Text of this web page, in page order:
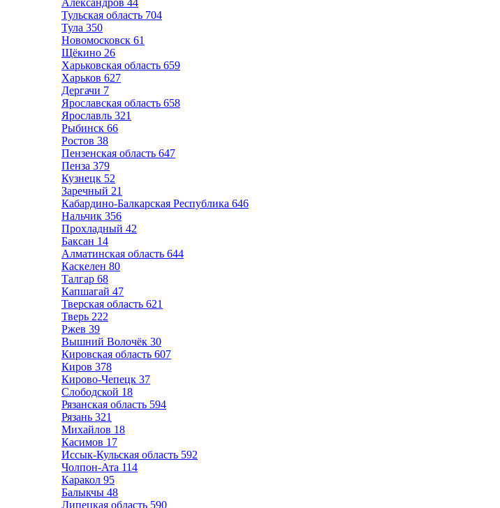
Александров 44
Тульская область 704
Тула 350
Новомосковск 61
Щёкино 26
Харьковская область 659
Харьков 627
Дергачи 7
Ярославская область 658
Ярославль 321
Рыбинск 66
Ростов 38
Пензенская область 647
Пенза 379
Кузнецк 52
Заречный 21
Кабардино-Балкарская Республика 646
Нальчик 356
Прохладный 42
Баксан 14
Алматинская область 644
Каскелен 80
Талгар 68
Капшагай 47
Тверская область 621
Тверь 222
Ржев 39
Вышний Волочёк 30
Кировская область 607
Киров 378
Кирово-Чепецк 37
Слободской 18
Рязанская область 594
Рязань 321
Михайлов 18
Касимов 17
Иссык-Кульская область 592
Чолпон-Ата 114
Каракол 95
Балыкчы 48
Липецкая область 590